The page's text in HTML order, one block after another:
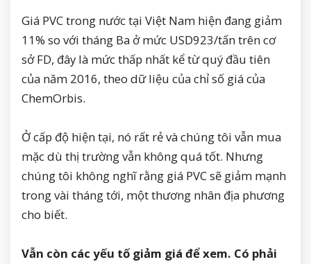
Giá PVC trong nước tại Việt Nam hiện đang giảm
11% so với tháng Ba ở mức USD923/tấn trên cơ
sở FD, đây là mức thấp nhất kể từ quý đầu tiên
của năm 2016, theo dữ liệu của chỉ số giá của
ChemOrbis.
Ở cấp độ hiện tại, nó rất rẻ và chúng tôi vẫn mua
mặc dù thị trường vẫn không quá tốt. Nhưng
chúng tôi không nghĩ rằng giá PVC sẽ giảm mạnh
trong vài tháng tới, một thương nhân địa phương
cho biết.
Vẫn còn các yếu tố giảm giá để xem. Có phải